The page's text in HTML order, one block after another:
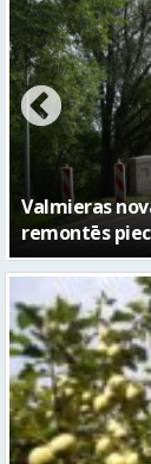
No pagaidu
– kā attīstīsies